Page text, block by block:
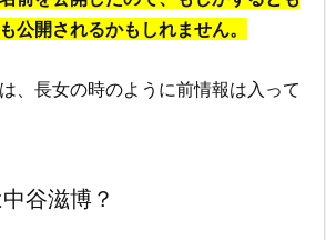
公開されるかもしれません。
、長女の時のように前情報は入って
谷滋博？